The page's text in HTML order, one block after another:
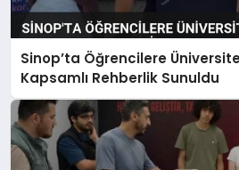
Sinop’ta Öğrencilere
Kapsamlı Rehberlik Sunuldu